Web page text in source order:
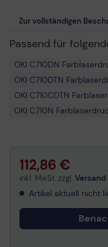
Zur vollständigen
Passend für
OKI C710DN
OKI C710DTN
OKI C710CDTN
OKI C710N
112,86 €
inkl. MwSt. zzgl. Versand
Artikel aktuell nicht